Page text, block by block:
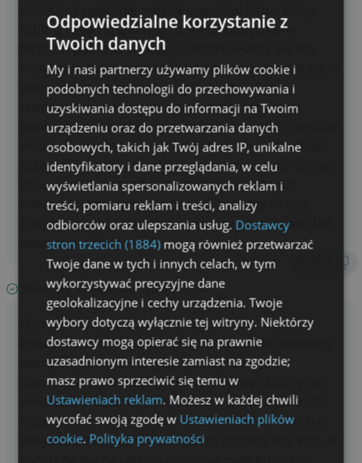
robimy grila i czujemy g...o, kiedy oddychamy
fetorem podczas choroby. Zastanawiamy się kto
nam zapłaci za uszczerbek na zdrowiu , mieszkają tu
dzieci chore na astmę, alergie, osoby stare,
schorowane, kobiety w ciąży i inni którzy mają
prawo do normalnego powietrza. Amoniak, siarczan
wodoru, dwutlenek węgla i metan i inne szkodliwe
substancje zrobiły swoje, nie wspomnę o ogromnej
ilości much i szczurów. Nie będziemy tego już
tolerować, znamy swoje prawa i nie odpuścimy.
Znajdą się w końcu instytucje,które pochylą się nad
naszym problemem.
Skisniety_odsmrodu · 36 dni temu
My mieszkańcy Łucki chcemy wiedzieć, kiedy w
końcu przestanie nam się mydlić oczy. Nie jesteśmy
bezmyślnymi ludźmi, tylko pełnoprawnymi
obywatelami świadomymi swoich praw, którzy po
wielu latach realnego cierpienia z powodu smrodu
mówią stanowczo DOSYĆ TEGO.!!!! Nie chcemy być
odsyłani od Annasza do Kajfasza chcemy aby ktoś w
Odpowiedzialne korzystanie z
Twoich danych
My i nasi partnerzy używamy plików cookie i
podobnych technologii do przechowywania i
uzyskiwania dostępu do informacji na Twoim
urządzeniu oraz do przetwarzania danych
osobowych, takich jak Twój adres IP, unikalne
identyfikatory i dane przeglądania, w celu
wyświetlania spersonalizowanych reklam i
treści, pomiaru reklam i treści, analizy
odbiorców oraz ulepszania usług. Dostawcy
stron trzecich (1884)mogą również przetwarzać
Twoje dane w tych i innych celach, w tym
wykorzystywać precyzyjne dane
geolokalizacyjne i cechy urządzenia. Twoje
wybory dotyczą wyłącznie tej witryny. Niektórzy
dostawcy mogą opierać się na prawnie
uzasadnionym interesie zamiast na zgodzie;
masz prawo sprzeciwić się temu w
Ustawieniach reklam. Możesz w każdej chwili
wycofać swoją zgodę w Ustawieniach plików
cookie. Polityka prywatności